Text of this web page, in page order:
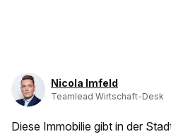
Nicola Imfeld
Teamlead Wirtschaft-Desk
Diese Immobilie gibt in der